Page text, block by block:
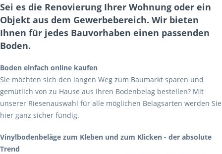
Sei es die Renovierung Ihrer Wohnung oder ein
Objekt aus dem Gewerbebereich. Wir bieten
Ihnen für jedes Bauvorhaben einen passenden
Boden.
Boden einfach online kaufen
Sie möchten sich den langen Weg zum Baumarkt sparen und
gemütlich von zu Hause aus Ihren Bodenbelag bestellen? Mit
unserer Riesenauswahl für alle möglichen Belagsarten werden Sie
hier ganz sicher fündig.
Vinylbodenbeläge zum Kleben und zum Klicken - der absolute
Trend